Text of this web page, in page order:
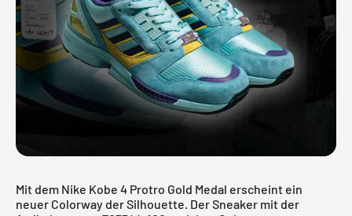
Mit dem Nike Kobe 4 Protro Gold Medal erscheint ein
neuer Colorway der Silhouette. Der Sneaker mit der